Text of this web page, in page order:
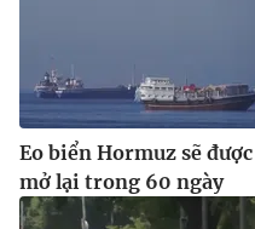
Eo biển Hormuz sẽ được
mở lại trong 60 ngày